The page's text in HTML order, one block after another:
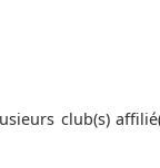
club(s)